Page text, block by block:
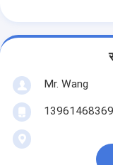
Mr. Wang
13961468369